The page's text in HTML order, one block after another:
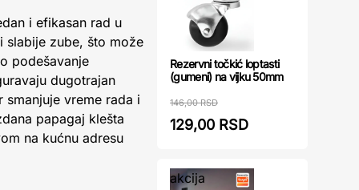
i efikasan rad u
slabije zube, što može
podešavanje
dugotrajan
vreme rada i
papagaj klešta
na kućnu adresu
Rezervni točkić loptasti
(gumeni) na vijku 50mm
146,00 RSD
129,00 RSD
akcija